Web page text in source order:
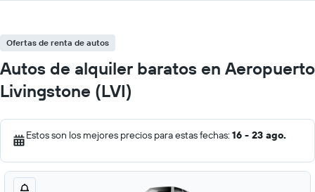
Ofertas de renta de autos
Autos de alquiler baratos en Aeropuerto
Livingstone (LVI)
Estos son los mejores precios para estas fechas: 16 - 23 ago.